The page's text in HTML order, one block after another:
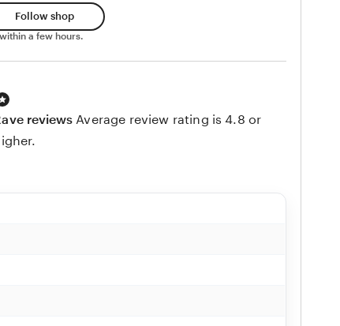
Follow shop
within a few hours.
reviews Average review rating is 4.8 or